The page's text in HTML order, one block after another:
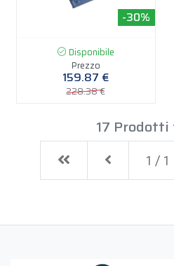
-30%
Disponibile
Prezzo
159.87 €
228.38 €
17
First
Previous
1 / 1